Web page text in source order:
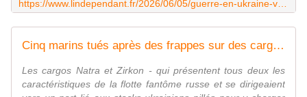
Cinq marins tués après des frappes sur des cargos en mer d'Azov
Les cargos Natra et Zirkon - qui présentent tous deux les
caractéristiques de la flotte fantôme russe et se dirigeaient